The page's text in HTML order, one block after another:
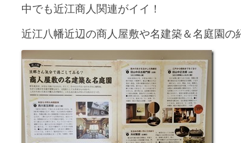
中でも近江商人関連がイイ！
近江八幡近辺の商人屋敷や名建築＆名庭園の